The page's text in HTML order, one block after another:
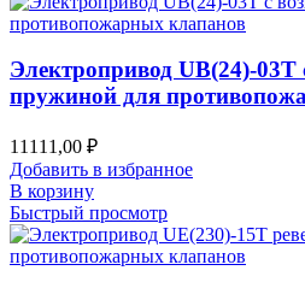
Электропривод UB(24)-03T
пружиной для
11111,00 ₽
Добавить в избранное
В корзину
Быстрый просмотр